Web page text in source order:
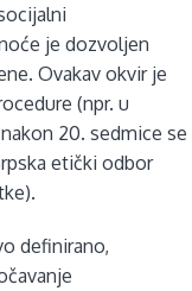
je dozvoljen
Ovakav okvir je
(npr. u
20. sedmice se
etički odbor
definirano,